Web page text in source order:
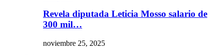
Revela diputada Leticia Mosso salario de
300 mil…
noviembre 25, 2025